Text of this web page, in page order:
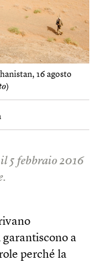
16 agosto
)
5 febbraio 2016
a
perché la